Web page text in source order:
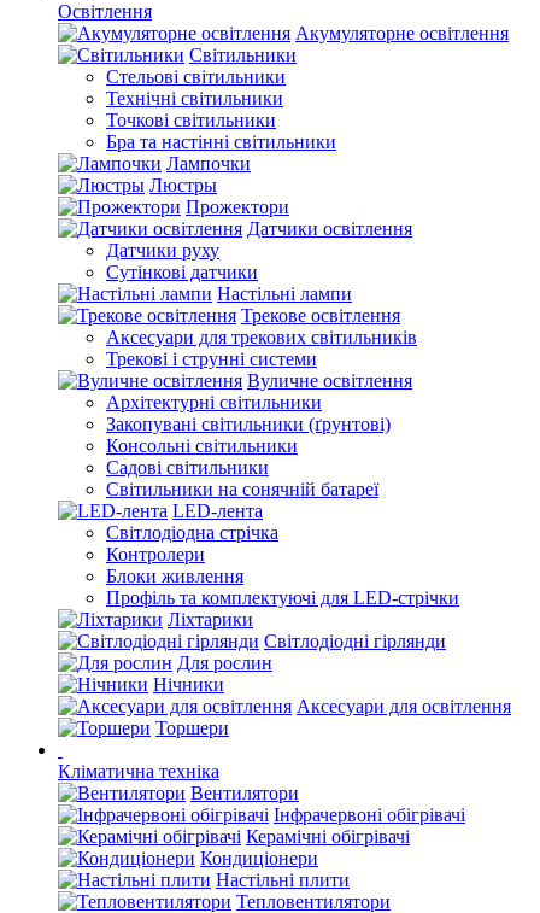
Освітлення
Акумуляторне освітлення
Світильники
Стельові світильники
Технічні світильники
Точкові світильники
Бра та настінні світильники
Лампочки
Люстры
Прожектори
Датчики освітлення
Датчики руху
Сутінкові датчики
Настільні лампи
Трекове освітлення
Аксесуари для трекових світильників
Трекові і струнні системи
Вуличне освітлення
Архітектурні світильники
Закопувані світильники (ґрунтові)
Консольні світильники
Садові світильники
Світильники на сонячній батареї
LED-лента
Світлодіодна стрічка
Контролери
Блоки живлення
Профіль та комплектуючі для LED-стрічки
Ліхтарики
Світлодіодні гірлянди
Для рослин
Нічники
Аксесуари для освітлення
Торшери
Кліматична техніка
Вентилятори
Інфрачервоні обігрівачі
Керамічні обігрівачі
Кондиціонери
Настільні плити
Тепловентилятори